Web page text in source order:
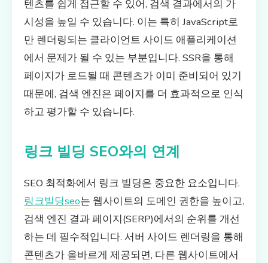
텐츠를 쉽게 접근할 수 있어, 검색 결과에서의 가
시성을 높일 수 있습니다. 이는 특히 JavaScript로
만 렌더링되는 클라이언트 사이드 애플리케이션
에서 문제가 될 수 있는 부분입니다. SSR을 통해
페이지가 로드될 때 콘텐츠가 이미 준비되어 있기
때문에, 검색 엔진은 페이지를 더 효과적으로 인식
하고 평가할 수 있습니다.
링크 빌딩 SEO와의 연계
SEO 최적화에서 링크 빌딩은 중요한 요소입니다.
링크빌딩seo는 웹사이트의 도메인 권한을 높이고,
검색 엔진 결과 페이지(SERP)에서의 순위를 개선
하는 데 필수적입니다. 서버 사이드 렌더링을 통해
콘텐츠가 올바르게 제공되면, 다른 웹사이트에서